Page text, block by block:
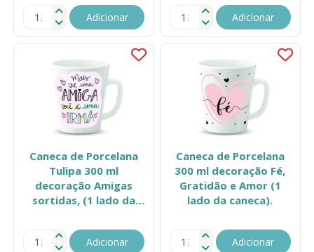
Adicionar Adicionar
Caneca de Porcelana
Tulipa 300 ml
decoração Amigas
sortidas, (1 lado da
Adicionar
Caneca de Porcelana
300 ml decoração Fé,
Gratidão e Amor (1
lado da caneca).
Adicionar